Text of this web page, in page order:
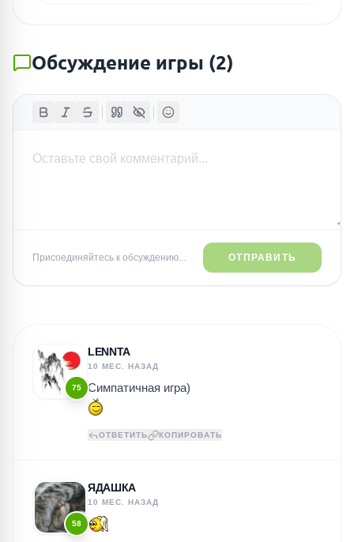
Обсуждение игры (2)
Присоединяйтесь к обсуждению... ОТПРАВИТЬ
75
LENNTA
10 МЕС. НАЗАД
Симпатичная игра)
ОТВЕТИТЬ КОПИРОВАТЬ
58
ЯДАШКА
10 МЕС. НАЗАД